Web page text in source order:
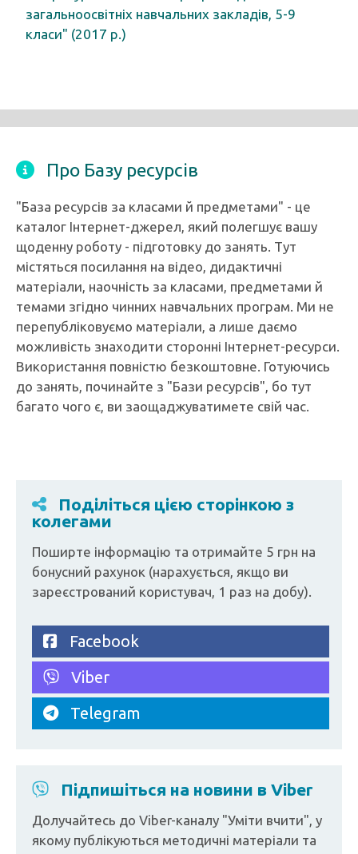
загальноосвітніх навчальних закладів, 5-9
класи" (2017 р.)
Про Базу ресурсів
"База ресурсів за класами й предметами" - це
каталог Інтернет-джерел, який полегшує вашу
щоденну роботу - підготовку до занять. Тут
містяться посилання на відео, дидактичні
матеріали, наочність за класами, предметами й
темами згідно чинних навчальних програм. Ми не
перепубліковуємо матеріали, а лише даємо
можливість знаходити сторонні Інтернет-ресурси.
Використання повністю безкоштовне. Готуючись
до занять, починайте з "Бази ресурсів", бо тут
багато чого є, ви заощаджуватимете свій час.
Поділіться цією сторінкою з
колегами
Поширте інформацію та отримайте 5 грн на
бонусний рахунок (нарахується, якщо ви
зареєстрований користувач, 1 раз на добу).
Facebook
Viber
Telegram
Підпишіться на новини в Viber
Долучайтесь до Viber-каналу "Уміти вчити", у
якому публікуються методичні матеріали та